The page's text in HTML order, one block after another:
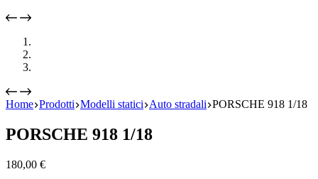
Home Prodotti Modelli statici Auto stradali PORSCHE 918 1/18
PORSCHE 918 1/18
180,00 €